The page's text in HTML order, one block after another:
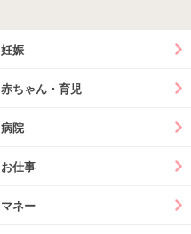
妊娠
赤ちゃん・育児
病院
お仕事
マネー